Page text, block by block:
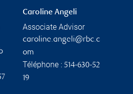
Caroline Angeli
Associate Advisor
caroline.angeli@rbc.c
om
Téléphone : 514-630-52
19